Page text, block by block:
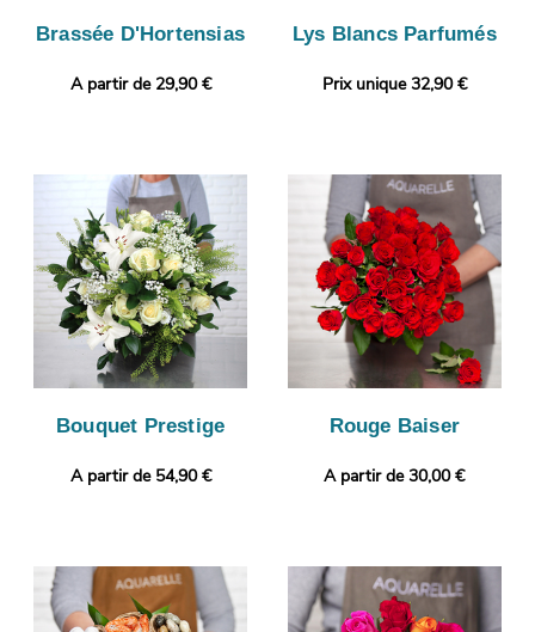
Brassée D'Hortensias
A partir de 29,90 €
Lys Blancs Parfumés
Prix unique 32,90 €
Bouquet Prestige
A partir de 54,90 €
Rouge Baiser
A partir de 30,00 €